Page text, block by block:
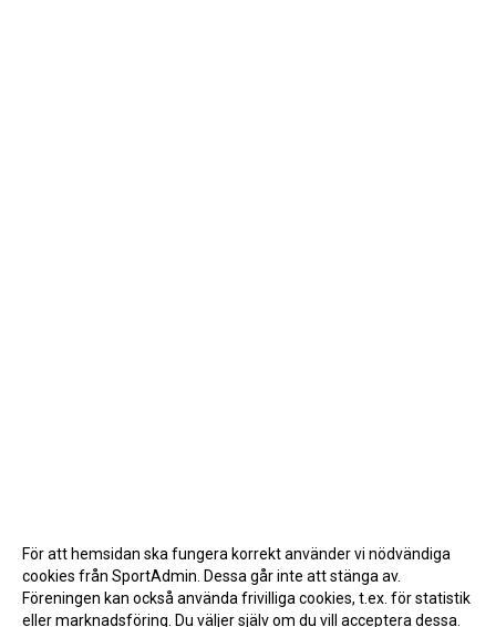
För att hemsidan ska fungera korrekt använder vi nödvändiga
cookies från SportAdmin. Dessa går inte att stänga av.
Föreningen kan också använda frivilliga cookies, t.ex. för statistik
eller marknadsföring. Du väljer själv om du vill acceptera dessa.